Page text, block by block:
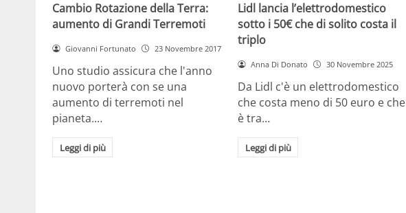
Cambio Rotazione della Terra:
aumento di Grandi Terremoti
Giovanni Fortunato 23 Novembre 2017
Uno studio assicura che l'anno
nuovo porterà con se una
aumento di terremoti nel
pianeta.…
Leggi di più
Lidl lancia l’elettrodomestico
sotto i 50€ che di solito costa il
triplo
Anna Di Donato 30 Novembre 2025
Da Lidl c'è un elettrodomestico
che costa meno di 50 euro e che
è tra…
Leggi di più